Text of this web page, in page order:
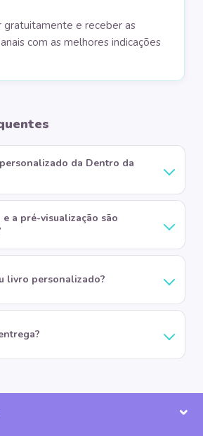
gratuitamente e receber as
com as melhores indicações
da Dentro da
a pré-visualização são
livro personalizado?